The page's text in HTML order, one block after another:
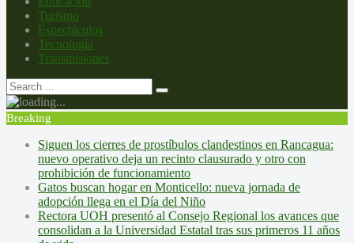
Turismo
Espectáculos
Tecnología
Transmisiones
Breaking
Siguen los cierres de prostíbulos clandestinos en Rancagua:
nuevo operativo deja un recinto clausurado y otro con
prohibición de funcionamiento
Gatos buscan hogar en Monticello: nueva jornada de
adopción llega en el Día del Niño
Rectora UOH presentó al Consejo Regional los avances que
consolidan a la Universidad Estatal tras sus primeros 11 años